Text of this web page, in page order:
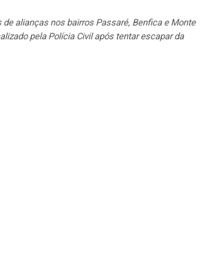
de alianças nos bairros Passaré, Benfica e Monte
pela Polícia Civil após tentar escapar da